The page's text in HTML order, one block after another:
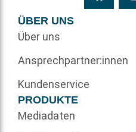
ÜBER UNS
Über uns
Ansprechpartner:innen
Kundenservice
PRODUKTE
Mediadaten